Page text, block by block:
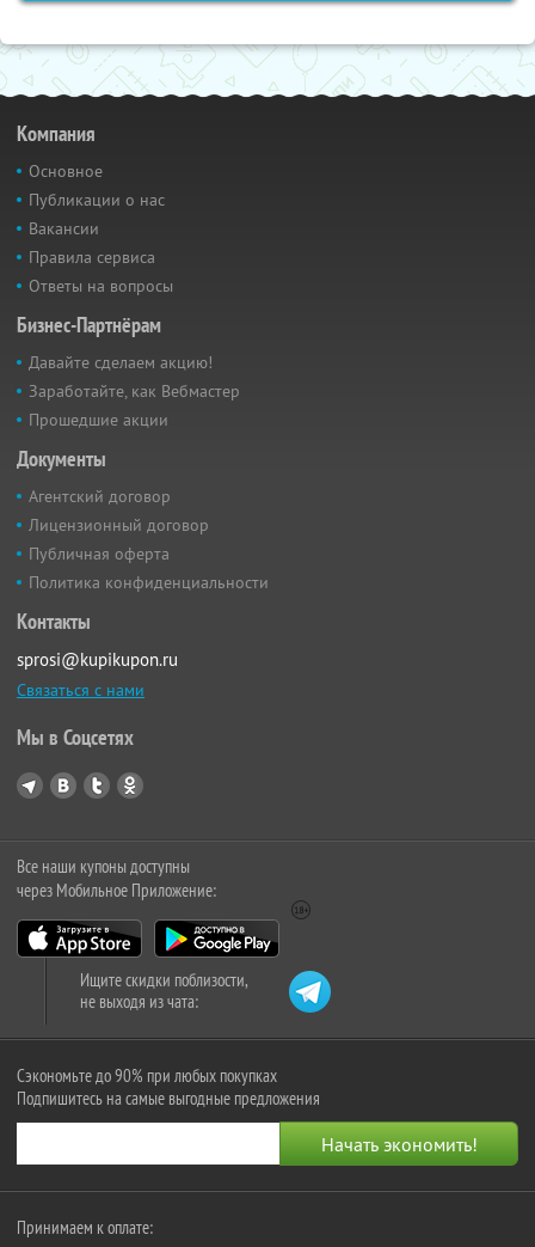
Компания
Основное
Публикации о нас
Вакансии
Правила сервиса
Ответы на вопросы
Бизнес-Партнёрам
Давайте сделаем акцию!
Заработайте, как Вебмастер
Прошедшие акции
Документы
Агентский договор
Лицензионный договор
Публичная оферта
Политика конфиденциальности
Контакты
sprosi@kupikupon.ru
Связаться с нами
Мы в Соцсетях
Все наши купоны доступны
через Мобильное Приложение:
Ищите скидки поблизости,
не выходя из чата:
Сэкономьте до 90% при любых покупках
Подпишитесь на самые выгодные предложения
Принимаем к оплате: